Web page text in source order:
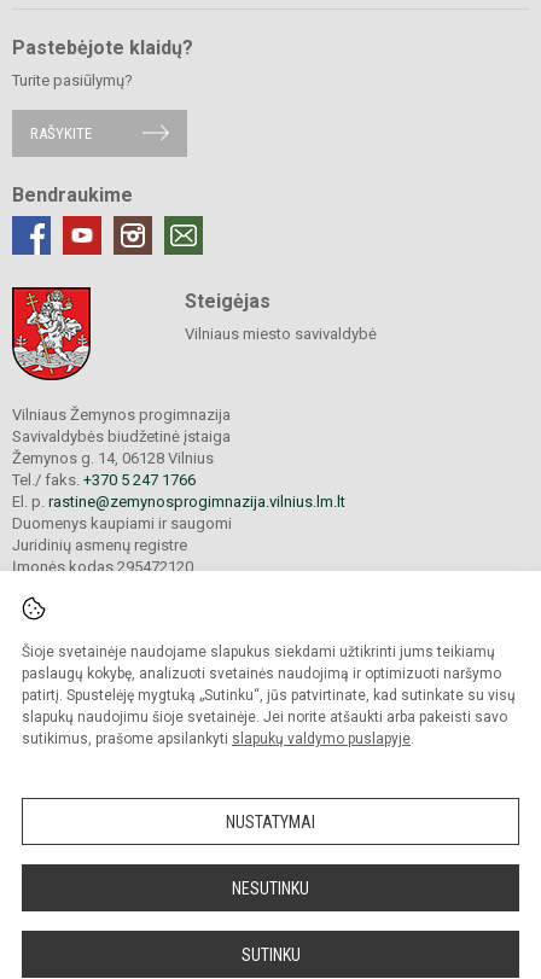
Šioje svetainėje naudojame slapukus siekdami užtikrinti jums teikiamų
paslaugų kokybę, analizuoti svetainės naudojimą ir optimizuoti naršymo
patirtį. Spustelėję mygtuką „Sutinku“, jūs patvirtinate, kad sutinkate su visų
slapukų naudojimu šioje svetainėje. Jei norite atšaukti arba pakeisti savo
sutikimus, prašome apsilankyti slapukų valdymo puslapyje.
NUSTATYMAI
NESUTINKU
SUTINKU
Pastebėjote klaidų?
Turite pasiūlymų?
RAŠYKITE
Bendraukime
Steigėjas
Vilniaus miesto savivaldybė
Vilniaus Žemynos progimnazija
Savivaldybės biudžetinė įstaiga
Žemynos g. 14, 06128 Vilnius
Tel./ faks. +370 5 247 1766
El. p. rastine@zemynosprogimnazija.vilnius.lm.lt
Duomenys kaupiami ir saugomi
Juridinių asmenų registre
Įmonės kodas 295472120
© 2024. Vilniaus Žemynos progimnazija. Visos teisės saugomos.
Kopijuoti turinį be raštiško įstaigos administracijos sutikimo griežtai draudžiama.
Prieinamumo paraiška Slapukų valdymas
Sumanus būdas atnaujinti